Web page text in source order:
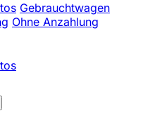
Gebrauchtwagen
Ohne Anzahlung